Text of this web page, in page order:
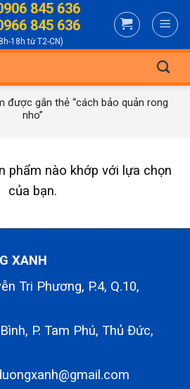
845 636
845 636
18h từ T2-CN)
được gắn thẻ “cách bảo quản rong
nho”
phẩm nào khớp với lựa chọn
của bạn.
XANH
Tri Phương, P.4, Q.10,
P. Tam Phú, Thủ Đức,